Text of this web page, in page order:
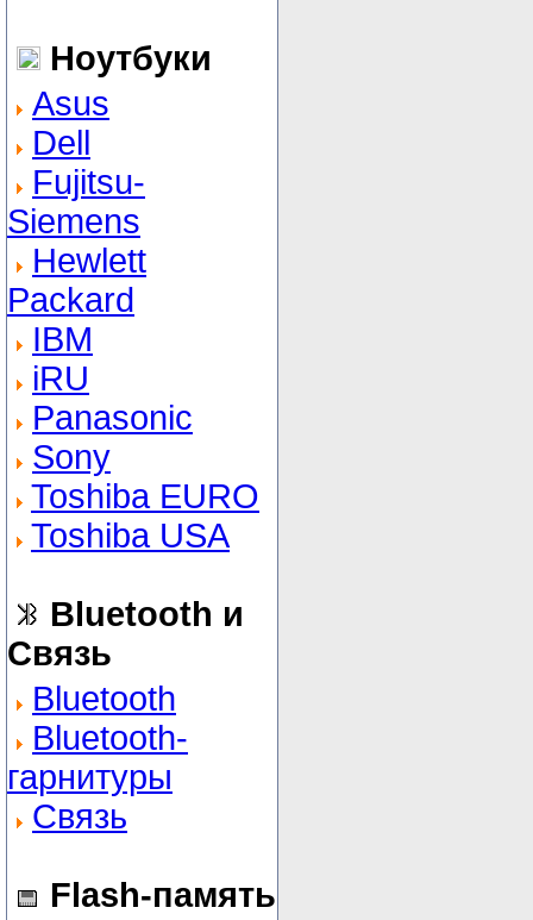
Ноутбуки
Asus
Dell
Fujitsu-
Siemens
Hewlett
Packard
IBM
iRU
Panasonic
Sony
Toshiba EURO
Toshiba USA
Bluetooth и
Связь
Bluetooth
Bluetooth-
гарнитуры
Связь
Flash-память